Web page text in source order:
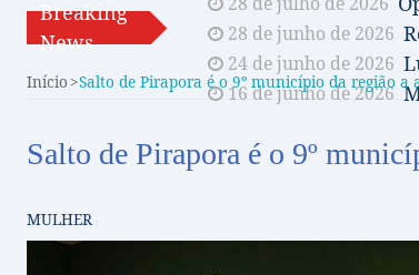
Breaking
News
28 de junho de 2026
24 de junho de 2026
16 de junho de 2026
Início Salto de Pirapora é o 9º município da região a
Salto de Pirapora é o 9º
MULHER